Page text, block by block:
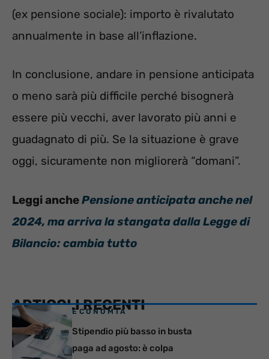
(ex pensione sociale): importo è rivalutato
annualmente in base all’inflazione.
In conclusione, andare in pensione anticipata
o meno sarà più difficile perché bisognerà
essere più vecchi, aver lavorato più anni e
guadagnato di più. Se la situazione è grave
oggi, sicuramente non migliorerà “domani”.
Leggi anchePensione anticipata anche nel
2024, ma arriva la stangata dalla Legge di
Bilancio: cambia tutto
ARTICOLI RECENTI
ECONOMIA
Stipendio più basso in busta
paga ad agosto: è colpa